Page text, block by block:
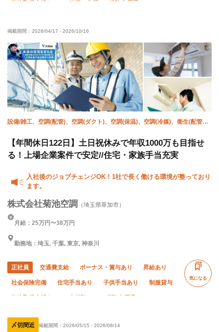
夏季休暇 年末年始休暇
掲載期間： 2026/04/17 - 2026/10/16
設備/雑工、空調(配管)、空調(ダクト)、空調(保温)、空調(冷媒)、衛生(配管
【年間休日122日】土日祝休みで年収1000万も目指せ
る！上場企業案件で安定//住宅・家族手当充実
入社後のジョブチェンジOK！1社で長く働ける環境が整っており
ます。
株式会社菊池空調 （埼玉県草加市）
月給：25万円〜38万円
勤務地：埼玉, 千葉, 東京, 神奈川
正社員 交通費支給 ボーナス・賞与あり 昇給あり
社会保険完備 住宅手当あり 子供手当あり 制服貸与
完全週休二日制 土日休み 車・バイク通勤OK
気になる
〆切間近 掲載期間： 2026/05/15 - 2026/08/14